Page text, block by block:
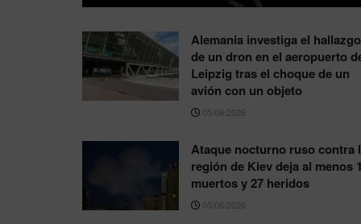
Alemania investiga el hallazgo
de un dron en el aeropuerto
Leipzig tras el choque de un
avión con un objeto
05/08/2026
Ataque nocturno ruso contra
región de Kiev deja al menos
muertos y 27 heridos
05/08/2026